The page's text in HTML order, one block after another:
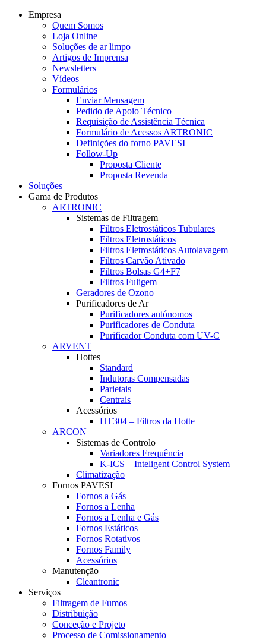
Empresa
Quem Somos
Loja Online
Soluções de ar limpo
Artigos de Imprensa
Newsletters
Vídeos
Formulários
Enviar Mensagem
Pedido de Apoio Técnico
Requisição de Assistência Técnica
Formulário de Acessos ARTRONIC
Definições do forno PAVESI
Follow-Up
Proposta Cliente
Proposta Revenda
Soluções
Gama de Produtos
ARTRONIC
Sistemas de Filtragem
Filtros Eletrostáticos Tubulares
Filtros Eletrostáticos
Filtros Eletrostáticos Autolavagem
Filtros Carvão Ativado
Filtros Bolsas G4+F7
Filtros Fuligem
Geradores de Ozono
Purificadores de Ar
Purificadores autónomos
Purificadores de Conduta
Purificador Conduta com UV-C
ARVENT
Hottes
Standard
Indutoras Compensadas
Parietais
Centrais
Acessórios
HT304 – Filtros da Hotte
ARCON
Sistemas de Controlo
Variadores Frequência
K-ICS – Inteligent Control System
Climatização
Fornos PAVESI
Fornos a Gás
Fornos a Lenha
Fornos a Lenha e Gás
Fornos Estáticos
Fornos Rotativos
Fornos Family
Acessórios
Manutenção
Cleantronic
Serviços
Filtragem de Fumos
Distribuição
Conceção e Projeto
Processo de Comissionamento